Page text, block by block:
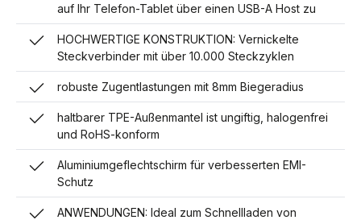
auf Ihr Telefon-Tablet über einen USB-A Host zu
HOCHWERTIGE KONSTRUKTION: Vernickelte
Steckverbinder mit über 10.000 Steckzyklen
robuste Zugentlastungen mit 8mm Biegeradius
haltbarer TPE-Außenmantel ist ungiftig, halogenfrei
und RoHS-konform
Aluminiumgeflechtschirm für verbesserten EMI-
Schutz
ANWENDUNGEN: Ideal zum Schnellladen von